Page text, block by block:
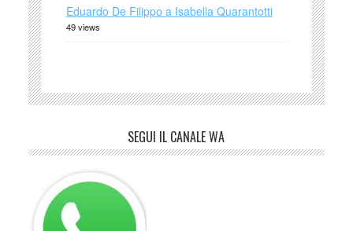
Eduardo De Filippo a Isabella Quarantotti
49 views
SEGUI IL CANALE WA